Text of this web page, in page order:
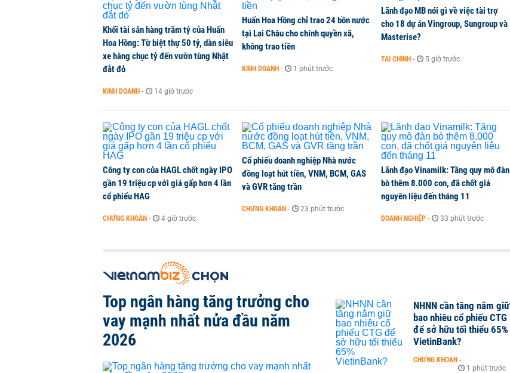
Chuyên gia Phạm Xuân Hoè chỉ ra 6 nguyên nhân khiến dòng vốn trong nền kinh tế
còn 'tắc nghẽn'
THỜI SỰ - 1 phút trước
VNPT nắm giữ hơn 62.000 tỷ đồng tiền mặt, ngang ngửa MWG
DOANH NGHIỆP - 1 phút trước
Khối tài sản hàng trăm tỷ của Huấn
Hoa Hồng: Từ biệt thự 50 tỷ, dàn siêu
xe hàng chục tỷ đến vườn tùng Nhật
đắt đỏ
KINH DOANH - 14 giờ trước
Huấn Hoa Hồng chỉ trao 24 bồn nước
tại Lai Châu cho chính quyền xã,
không trao tiền
KINH DOANH - 1 phút trước
Lãnh đạo MB nói gì về việc tài trợ
cho 18 dự án Vingroup, Sungroup và
Masterise?
TÀI CHÍNH - 5 giờ trước
Công ty con của HAGL chốt ngày IPO
gần 19 triệu cp với giá gấp hơn 4 lần
cổ phiếu HAG
CHỨNG KHOÁN - 4 giờ trước
Cổ phiếu doanh nghiệp Nhà nước
đồng loạt hút tiền, VNM, BCM, GAS
và GVR tăng trần
CHỨNG KHOÁN - 23 phút trước
Lãnh đạo Vinamilk: Tăng quy mô đàn
bò thêm 8.000 con, đã chốt giá
nguyên liệu đến tháng 11
DOANH NGHIỆP - 33 phút trước
Top ngân hàng tăng trưởng cho
vay mạnh nhất nửa đầu năm
2026
NHNN cần tăng nắm giữ
bao nhiêu cổ phiếu CTG
để sở hữu tối thiểu 65%
VietinBank?
CHỨNG KHOÁN -
1 phút trước